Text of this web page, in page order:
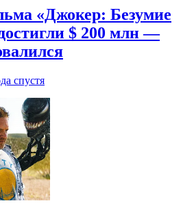
«Джокер: Безумие
$ 200 млн —
спустя